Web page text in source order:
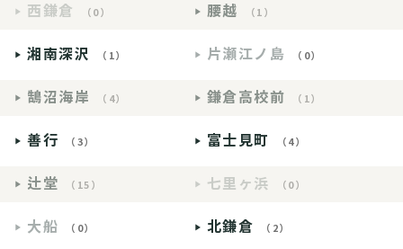
西鎌倉 （0） 腰越 （1）
湘南深沢 （1） 片瀬江ノ島 （0）
鵠沼海岸 （4） 鎌倉高校前 （1）
善行 （3） 富士見町 （4）
辻堂 （15） 七里ヶ浜 （0）
大船 （0） 北鎌倉 （2）